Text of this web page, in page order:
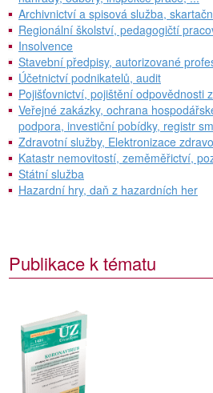
Archivnictví a spisová služba,
Regionální školství, pedagogičtí
Insolvence
Stavební předpisy, autorizované
Účetnictví podnikatelů, audit
Pojišťovnictví, pojištění odpovědnosti
Veřejné zakázky, ochrana
podpora, investiční pobídky, registr
Zdravotní služby, Elektronizace
Katastr nemovitostí, zeměměřictví,
Státní služba
Hazardní hry, daň z hazardních her
Publikace k tématu